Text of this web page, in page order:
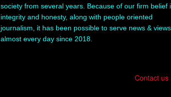
society from several years. Because of our firm belief
integrity and honesty, along with people oriented
journalism, it has been possible to serve news & views
almost every day since 2018.
Contact us